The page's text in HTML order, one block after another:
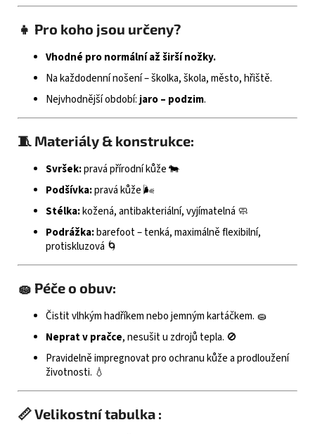
👧 Pro koho jsou určeny?
Vhodné pro normální až širší nožky.
Na každodenní nošení – školka, škola, město, hřiště.
Nejvhodnější období: jaro – podzim.
🧵 Materiály & konstrukce:
Svršek:pravá přírodní kůže 🐄
Podšívka:pravá kůže 🌬️
Stélka:kožená, antibakteriální, vyjímatelná 🧼
Podrážka:barefoot – tenká, maximálně flexibilní,
protiskluzová 🌀
🧽 Péče o obuv:
Čistit vlhkým hadříkem nebo jemným kartáčkem. 🧽
Neprat v pračce, nesušit u zdrojů tepla. 🚫
Pravidelně impregnovat pro ochranu kůže a prodloužení
životnosti. 💧
📏 Velikostní tabulka :